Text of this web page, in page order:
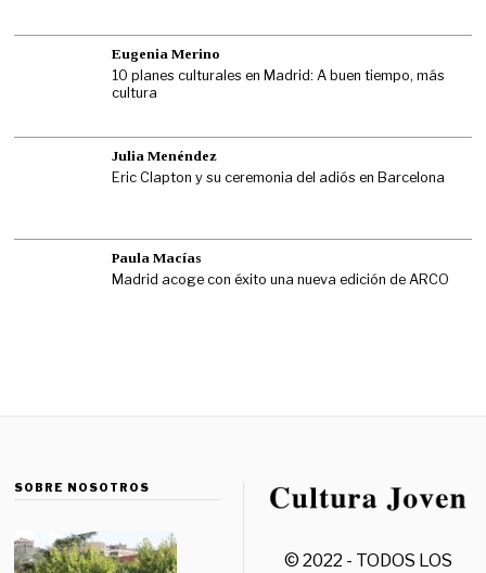
Eugenia Merino
10 planes culturales en Madrid: A buen tiempo, más
cultura
Julia Menéndez
Eric Clapton y su ceremonia del adiós en Barcelona
Paula Macías
Madrid acoge con éxito una nueva edición de ARCO
SOBRE NOSOTROS
© 2022 - TODOS LOS